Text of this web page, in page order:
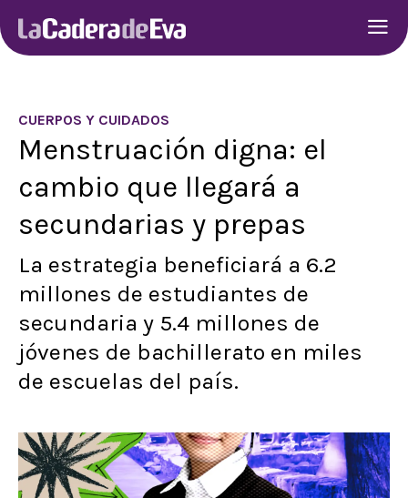
CUERPOS Y CUIDADOS
Menstruación digna: el
cambio que llegará a
secundarias y prepas
La estrategia beneficiará a 6.2
millones de estudiantes de
secundaria y 5.4 millones de
jóvenes de bachillerato en miles
de escuelas del país.